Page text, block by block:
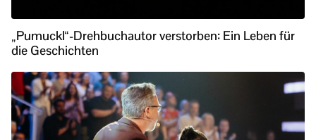
„Pumuckl“-Drehbuchautor verstorben: Ein Leben für
die Geschichten